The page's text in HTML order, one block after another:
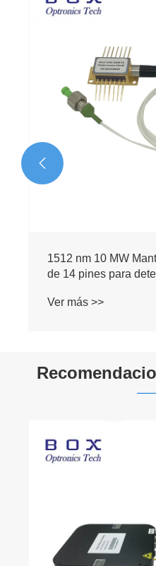
1512 nm 10 MW
de 14 pines para
Ver más >>
